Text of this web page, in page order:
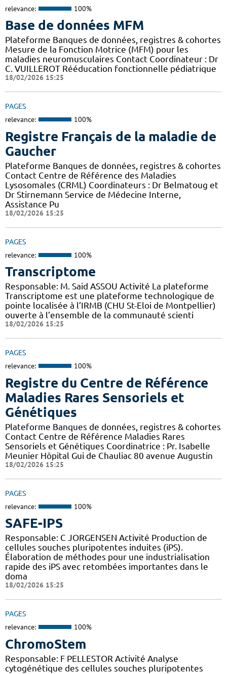
relevance: 100%
Base de données MFM
Plateforme Banques de données, registres & cohortes
Mesure de la Fonction Motrice (MFM) pour les
maladies neuromusculaires Contact Coordinateur : Dr
C. VUILLEROT Rééducation fonctionnelle pédiatrique
18/02/2026 15:25
PAGES
relevance: 100%
Registre Français de la maladie de
Gaucher
Plateforme Banques de données, registres & cohortes
Contact Centre de Référence des Maladies
Lysosomales (CRML) Coordinateurs : Dr Belmatoug et
Dr Stirnemann Service de Médecine Interne,
Assistance Pu
18/02/2026 15:25
PAGES
relevance: 100%
Transcriptome
Responsable: M. Said ASSOU Activité La plateforme
Transcriptome est une plateforme technologique de
pointe localisée à l’IRMB (CHU St-Eloi de Montpellier)
ouverte à l’ensemble de la communauté scienti
18/02/2026 15:25
PAGES
relevance: 100%
Registre du Centre de Référence
Maladies Rares Sensoriels et
Génétiques
Plateforme Banques de données, registres & cohortes
Contact Centre de Référence Maladies Rares
Sensoriels et Génétiques Coordinatrice : Pr. Isabelle
Meunier Hôpital Gui de Chauliac 80 avenue Augustin
18/02/2026 15:25
PAGES
relevance: 100%
SAFE-IPS
Responsable: C JORGENSEN Activité Production de
cellules souches pluripotentes induites (iPS).
Élaboration de méthodes pour une industrialisation
rapide des iPS avec retombées importantes dans le
doma
18/02/2026 15:25
PAGES
relevance: 100%
ChromoStem
Responsable: F PELLESTOR Activité Analyse
cytogénétique des cellules souches pluripotentes